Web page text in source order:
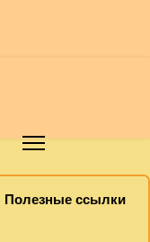
Полезные ссылки